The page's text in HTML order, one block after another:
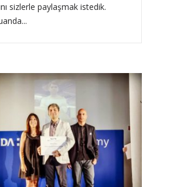
sizlerle paylaşmak istedik.